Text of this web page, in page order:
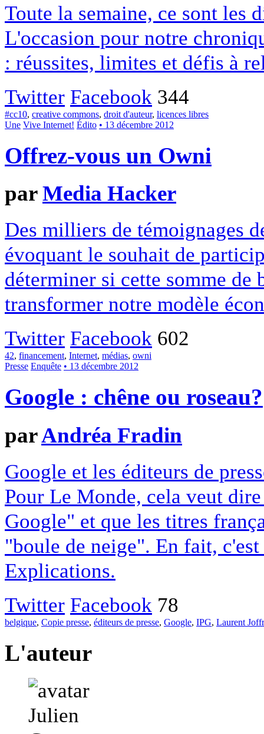
Toute la semaine, ce sont les
L'occasion pour notre
: réussites, limites et défis à
Twitter Facebook 344
#cc10, creative commons, droit d'auteur, licences libres
Une Vive Internet! Édito • 13 décembre 2012
Offrez-vous un Owni
parMedia Hacker
Des milliers de témoignages
évoquant le souhait de
déterminer si cette somme
transformer notre modèle
Twitter Facebook 602
42, financement, Internet, médias, owni
Presse Enquête • 13 décembre 2012
Google : chêne ou roseau?
parAndréa Fradin
Google et les éditeurs de
Pour Le Monde, cela veut
Google" et que les titres
"boule de neige". En fait,
Explications.
Twitter Facebook 78
belgique, Copie presse, éditeurs de presse, Google, IPG, Laurent
L'auteur